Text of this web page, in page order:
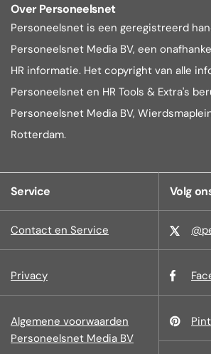
Over Personeelsnet
Personeelsnet is een geregistreerd
Personeelsnet Media BV, een
HR informatie. Het copyright van alle
Personeelsnet en HR Tools & Extra's
Personeelsnet Media BV,
Rotterdam.
Service
Contact en Service
Privacy
Algemene voorwaarden
Personeelsnet Media BV
Volg